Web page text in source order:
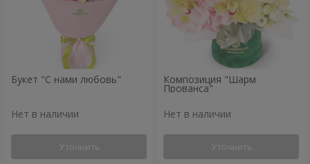
Букет "С нами любовь"
Нет в наличии
Уточнить
Композиция "Шарм
Прованса"
Нет в наличии
Уточнить